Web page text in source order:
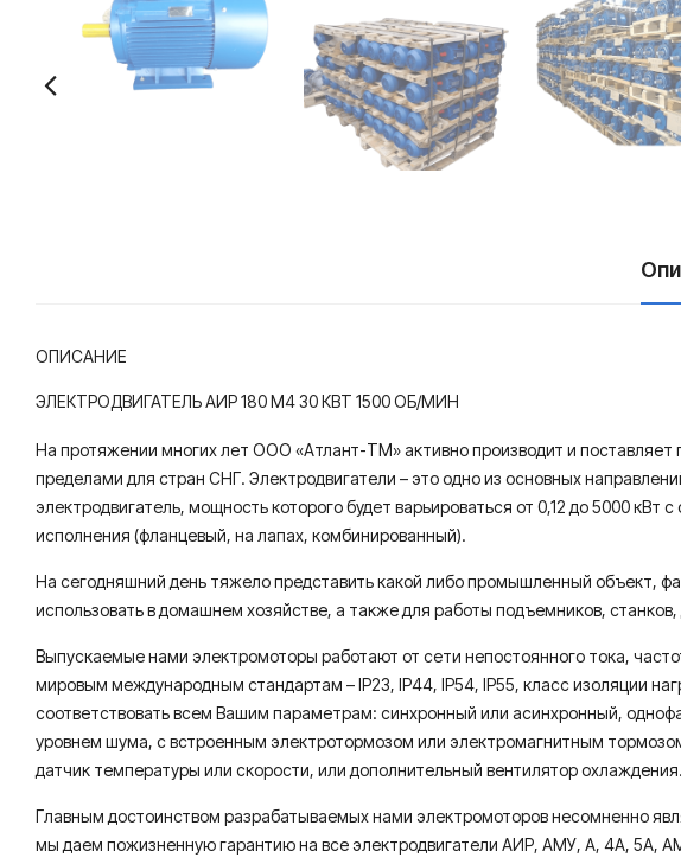
ОПИСАНИЕ
ЭЛЕКТРОДВИГАТЕЛЬ АИР 180 M4 30 КВТ 1500 ОБ/МИН
На протяжении многих лет ООО «Атлант-ТМ» активно производит и
пределами для стран СНГ. Электродвигатели – это одно из основных
электродвигатель, мощность которого будет варьироваться от 0,12 до 5000
исполнения (фланцевый, на лапах, комбинированный).
На сегодняшний день тяжело представить какой либо промышленный объект,
использовать в домашнем хозяйстве, а также для работы подъемников,
Выпускаемые нами электромоторы работают от сети непостоянного тока,
мировым международным стандартам – IP23, IP44, IP54, IP55, класс изоляции
соответствовать всем Вашим параметрам: синхронный или асинхронный,
уровнем шума, с встроенным электротормозом или электромагнитным
датчик температуры или скорости, или дополнительный вентилятор охлаждения.
Главным достоинством разрабатываемых нами электромоторов несомненно
мы даем пожизненную гарантию на все электродвигатели АИР, АМУ, А, 4А, 5А,